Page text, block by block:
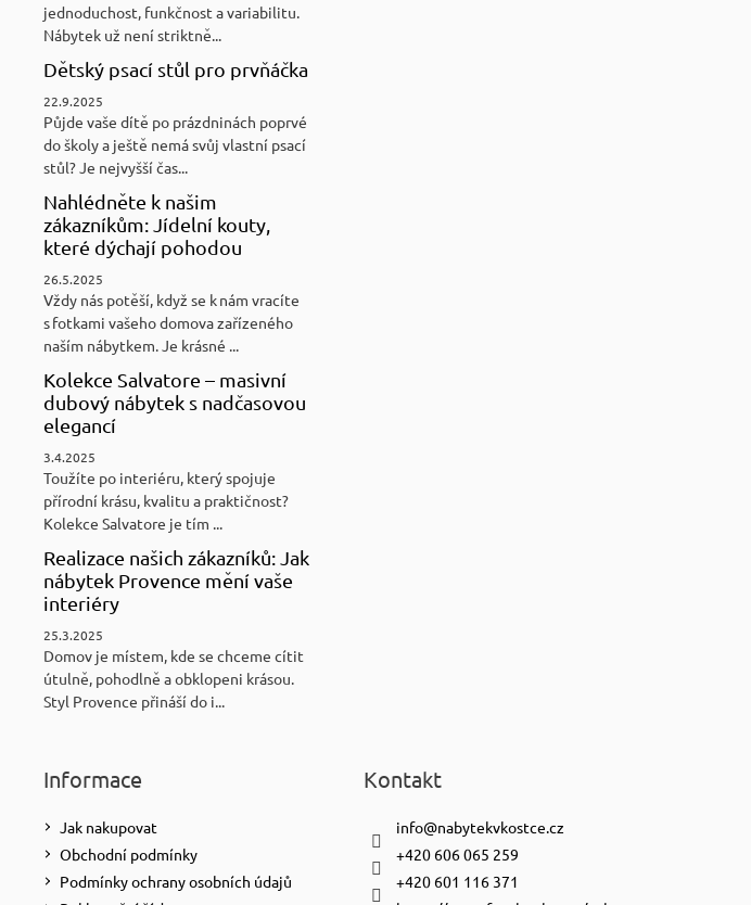
jednoduchost, funkčnost a variabilitu.
Nábytek už není striktně...
Dětský psací stůl pro prvňáčka
22.9.2025
Půjde vaše dítě po prázdninách poprvé
do školy a ještě nemá svůj vlastní psací
stůl? Je nejvyšší čas...
Nahlédněte k našim
zákazníkům: Jídelní kouty,
které dýchají pohodou
26.5.2025
Vždy nás potěší, když se k nám vracíte
s fotkami vašeho domova zařízeného
naším nábytkem. Je krásné ...
Kolekce Salvatore – masivní
dubový nábytek s nadčasovou
elegancí
3.4.2025
Toužíte po interiéru, který spojuje
přírodní krásu, kvalitu a praktičnost?
Kolekce Salvatore je tím ...
Realizace našich zákazníků: Jak
nábytek Provence mění vaše
interiéry
25.3.2025
Domov je místem, kde se chceme cítit
útulně, pohodlně a obklopeni krásou.
Styl Provence přináší do i...
Informace
Jak nakupovat
Obchodní podmínky
Podmínky ochrany osobních údajů
Kontakt
info@nabytekvkostce.cz
+420 606 065 259
+420 601 116 371